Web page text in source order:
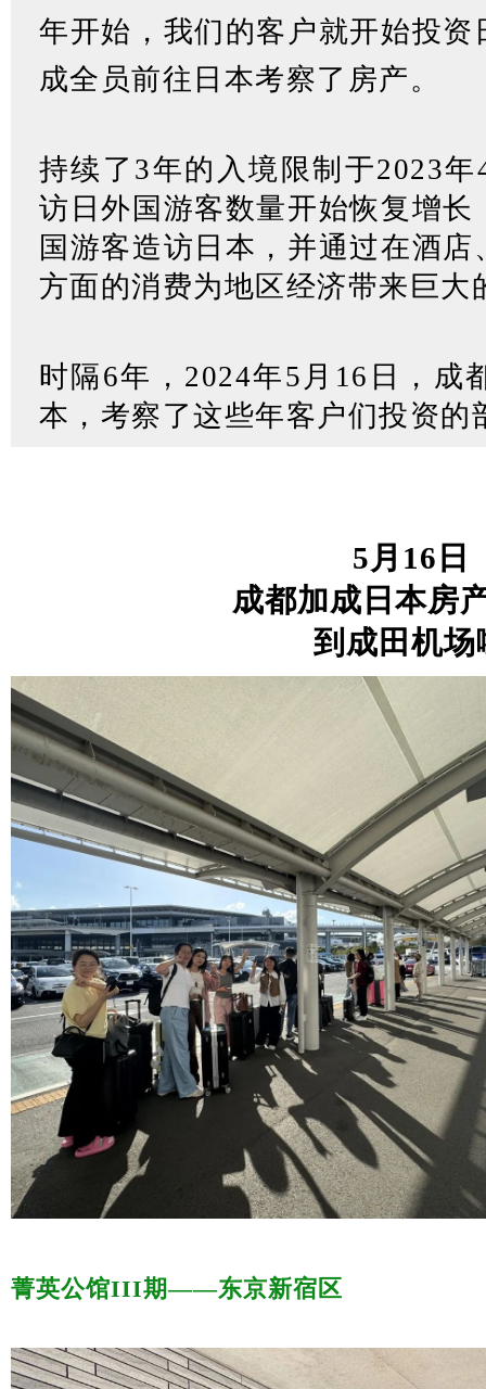
年开始 ，我们的客户就开始投
成全员前往日本考察了房产。
持续了3年的入境限制于2023
访日外国游客数量开始恢复增
国游客造访日本，并通过在酒
方面的消费为地区经济带来巨大
时隔6年，2024年5月16日，成
本，考察了这些年客户们投资的
5 月16日
成都加成日本房
到成田机场
菁英公馆III期——东京新宿区